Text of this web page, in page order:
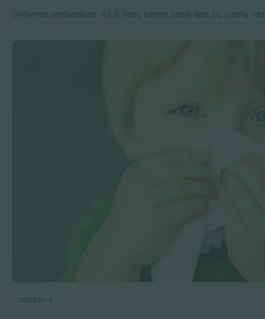
Gydymas antibiotikais. Ką iš tiesų turime žinoti apie šių vaistų
2023 01 4